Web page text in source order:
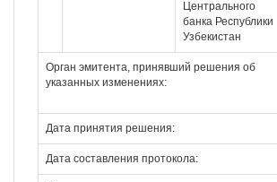
Центрального
банка Республики
Узбекистан
Орган эмитента, принявший решения об
указанных изменениях:
Дата принятия решения:
Дата составления протокола: